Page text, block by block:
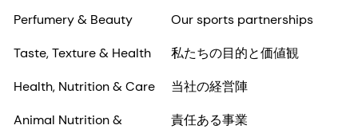
Perfumery & Beauty
Taste, Texture & Health
Health, Nutrition & Care
Animal Nutrition &
Our sports partnerships
私たちの目的と価値観
当社の経営陣
責任ある事業